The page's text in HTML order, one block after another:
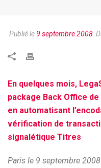
Publié le 9 septembre 2008
En quelques mois,
package Back Office
en automatisant
vérification de
signalétique Titres
Paris le 9 septembre 2008